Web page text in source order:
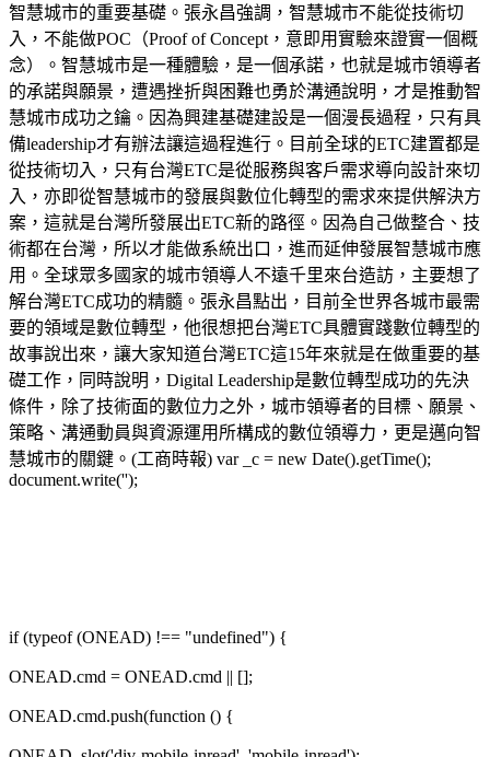
智慧城市的重要基礎。張永昌強調，智慧城市不能從技術切
入，不能做POC（Proof of Concept，意即用實驗來證實一個概
念）。智慧城市是一種體驗，是一個承諾，也就是城市領導者
的承諾與願景，遭遇挫折與困難也勇於溝通說明，才是推動智
慧城市成功之鑰。因為興建基礎建設是一個漫長過程，只有具
備leadership才有辦法讓這過程進行。目前全球的ETC建置都是
從技術切入，只有台灣ETC是從服務與客戶需求導向設計來切
入，亦即從智慧城市的發展與數位化轉型的需求來提供解決方
案，這就是台灣所發展出ETC新的路徑。因為自己做整合、技
術都在台灣，所以才能做系統出口，進而延伸發展智慧城市應
用。全球眾多國家的城市領導人不遠千里來台造訪，主要想了
解台灣ETC成功的精髓。張永昌點出，目前全世界各城市最需
要的領域是數位轉型，他很想把台灣ETC具體實踐數位轉型的
故事說出來，讓大家知道台灣ETC這15年來就是在做重要的基
礎工作，同時說明，Digital Leadership是數位轉型成功的先決
條件，除了技術面的數位力之外，城市領導者的目標、願景、
策略、溝通動員與資源運用所構成的數位領導力，更是邁向智
慧城市的關鍵。(工商時報) var _c = new Date().getTime();
document.write('');
if (typeof (ONEAD) !== "undefined") {
ONEAD.cmd = ONEAD.cmd || [];
ONEAD.cmd.push(function () {